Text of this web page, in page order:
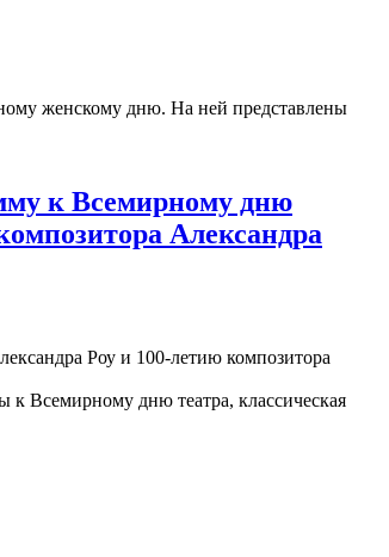
женскому дню. На ней представлены
к Всемирному дню
Александра
к Всемирному дню театра, классическая